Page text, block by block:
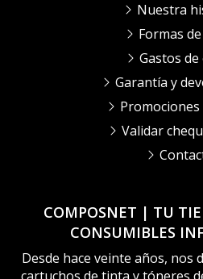
COMPOSNET | TU
CONSUMIBLES
Desde hace veinte años, nos
Nuestra
Formas
Gastos de
Garantía y
Validar